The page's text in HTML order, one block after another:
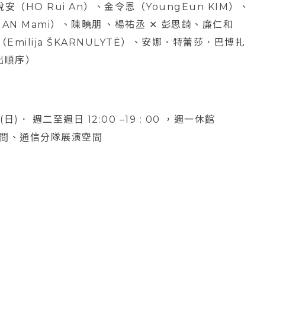
（HO Rui An）、金令恩（YoungEun KIM）、
Mami）、陳曉朋 、楊祐丞 ✕ 彭思錡、廉仁和
Emilija ŠKARNULYTĖ）、安娜．特蕾莎．巴博扎
序）
． 週二至週日 12:00 –19 : 00 ，週一休館
、通信分隊展演空間